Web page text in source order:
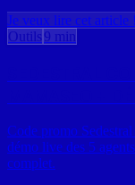
Je veux lire cet
Outils 9 min
Code promo
démo live des 5
complet.